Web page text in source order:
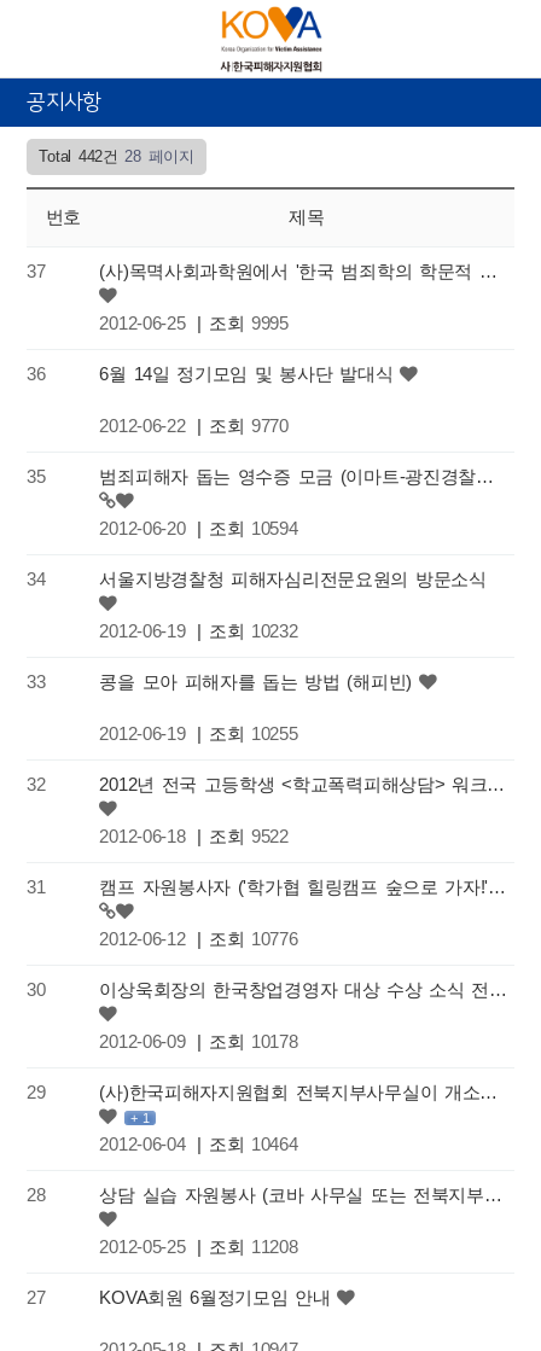
공지사항
Total 442건 28 페이지
번호 제목
37 (사)목멱사회과학원에서 '한국 범죄학의 학문적 정체성'을 주제로 공청회를 엽니다.
2012-06-25 | 조회 9995
36 6월 14일 정기모임 및 봉사단 발대식
2012-06-22 | 조회 9770
35 범죄피해자 돕는 영수증 모금 (이마트-광진경찰서-KOVA) 아시나요?
2012-06-20 | 조회 10594
34 서울지방경찰청 피해자심리전문요원의 방문소식
2012-06-19 | 조회 10232
33 콩을 모아 피해자를 돕는 방법 (해피빈)
2012-06-19 | 조회 10255
32 2012년 전국 고등학생 <학교폭력피해상담> 워크숍 공문
2012-06-18 | 조회 9522
31 캠프 자원봉사자 ('학가협 힐링캠프 숲으로 가자!') 를 모집합니다.
2012-06-12 | 조회 10776
30 이상욱회장의 한국창업경영자 대상 수상 소식 전합니다.
2012-06-09 | 조회 10178
29 (사)한국피해자지원협회 전북지부사무실이 개소합니다.
+ 1
2012-06-04 | 조회 10464
28 상담 실습 자원봉사 (코바 사무실 또는 전북지부 사무실) 모집합니다.
2012-05-25 | 조회 11208
27 KOVA회원 6월정기모임 안내